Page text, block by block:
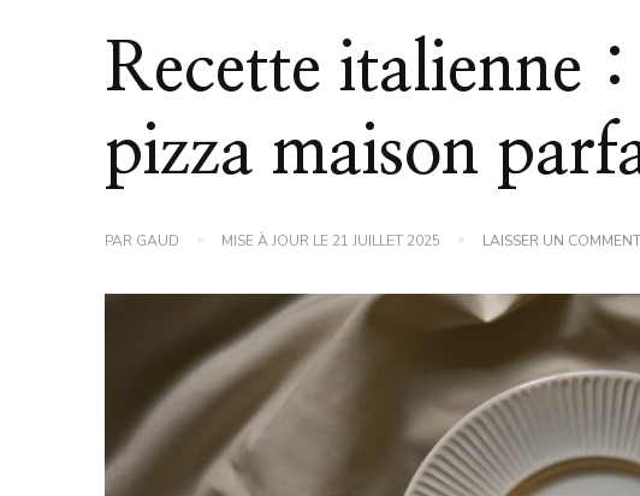
Recette italienne
pizza maison
PAR GAUD MISE À JOUR LE 21 JUILLET 2025 LAISSER UN